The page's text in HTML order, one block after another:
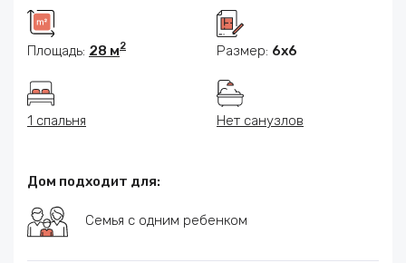
Площадь: 28 м2 Размер: 6x6
1 спальня Нет санузлов
Дом подходит для:
Семья с одним ребенком